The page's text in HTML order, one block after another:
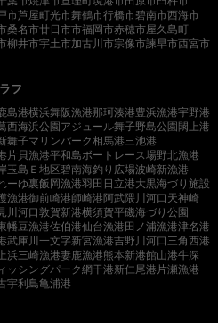
市芦屋町光市舞鶴市行橋市碧南市西海市
桑名市廿日市市福岡市赤穂市屋久島町
柳井市宇土市加古川市宗像市諫早市西宮市
フ
島港横浜舞阪漁港那珂湊港豊浜漁港宇野港
西海浜公園アジュール舞子野島公園閖上港
舞子マリンパーク相馬港三池港
片貝漁港平和島ボートレース場野北漁港
玉島Ｅ地区碧南海釣り広場波崎新漁港
ーゆ裏飯岡漁港羽田 日立港大黒海づり施設
漁港御前崎港師崎港阿武隈川河口 天神崎
川河口敦賀新港横須賀平磯海づり公園
幡豆漁港佐伯港仙台漁港田ノ浦漁港津名港
武庫川一文字新宮漁港吉野川河口 三角西港
浜三崎漁港妻鹿漁港熊本新港館山港牛深
ッシングパーク網干港新仁尾港 片瀬漁港
宇利島亀浦港